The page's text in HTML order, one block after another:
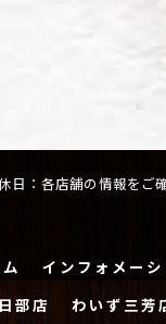
日：各店舗の情報をご
インフォメーシ
部店
わいず三芳